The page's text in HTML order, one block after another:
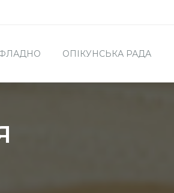
ФЛАДНО ОПІКУНСЬКА РАДА